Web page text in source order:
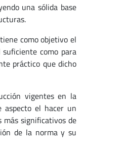
una sólida base
como objetivo el
como para
práctico que dicho
vigentes en la
aspecto el hacer un
más significativos de
de la norma y su